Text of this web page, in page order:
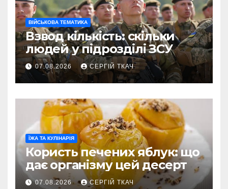
ВІЙСЬКОВА ТЕМАТИКА
Взвод кількість: скільки
людей у підрозділі ЗСУ
07.08.2026 СЕРГІЙ ТКАЧ
ЇЖА ТА КУЛІНАРІЯ
Користь печених яблук: що
дає організму цей десерт
07.08.2026 СЕРГІЙ ТКАЧ